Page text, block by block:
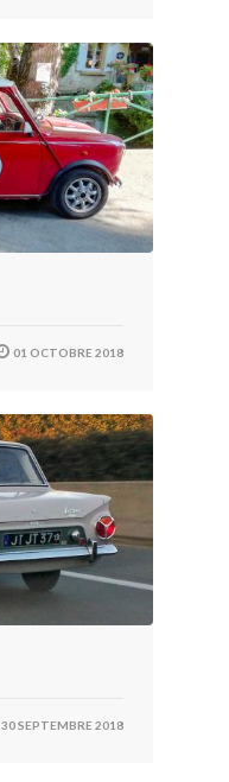
01 OCTOBRE 2018
30 SEPTEMBRE 2018